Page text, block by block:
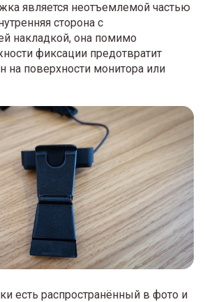
является неотъемлемой частью
сторона с
накладкой, она помимо
фиксации предотвратит
на поверхности монитора или
есть распространённый в фото и